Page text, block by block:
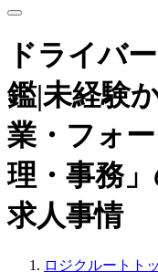
ドライバ
鑑|未経験
業・フォ
理・事務
求人事情
ロジクルートト